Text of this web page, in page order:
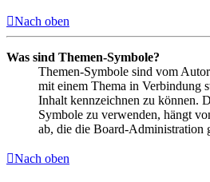
Nach oben
Was sind Themen-Symbole?
Themen-Symbole sind vom
mit einem Thema in Verbindung
Inhalt kennzeichnen zu können.
Symbole zu verwenden, hängt
ab, die die Board-Administration
Nach oben